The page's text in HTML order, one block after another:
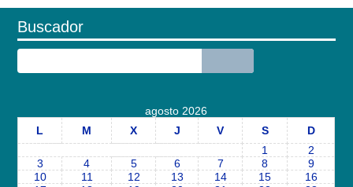
Buscador
agosto 2026
L
M X J V S D
1
2
3
4 5 6 7 8
9
10
11 12 13 14 15
16